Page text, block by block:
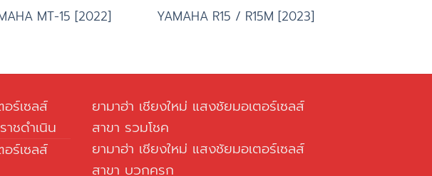
MT-15 [2022] YAMAHA R15 / R15M [2023]
ร์เซลส์
ชดำเนิน
ร์เซลส์
ยามาฮ่า เชียงใหม่ แสงชัยมอเตอร์เซลส์
สาขา รวมโชค
ยามาฮ่า เชียงใหม่ แสงชัยมอเตอร์เซลส์
สาขา บวกครก